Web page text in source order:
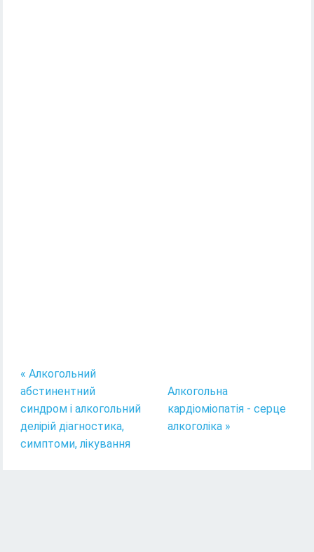
« Алкогольний
абстинентний
синдром і алкогольний
делірій діагностика,
симптоми, лікування
Алкогольна
кардіоміопатія - серце
алкоголіка »